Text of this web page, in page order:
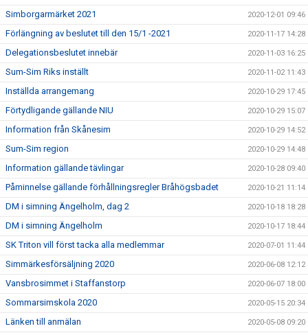
Simborgarmärket 2021 2020-12-01 09:46
Förlängning av beslutet till den 15/1 -2021 2020-11-17 14:28
Delegationsbeslutet innebär 2020-11-03 16:25
Sum-Sim Riks inställt 2020-11-02 11:43
Inställda arrangemang 2020-10-29 17:45
Förtydligande gällande NIU 2020-10-29 15:07
Information från Skånesim 2020-10-29 14:52
Sum-Sim region 2020-10-29 14:48
Information gällande tävlingar 2020-10-28 09:40
Påminnelse gällande förhållningsregler Bråhögsbadet 2020-10-21 11:14
DM i simning Ängelholm, dag 2 2020-10-18 18:28
DM i simning Ängelholm 2020-10-17 18:44
SK Triton vill först tacka alla medlemmar 2020-07-01 11:44
Simmärkesförsäljning 2020 2020-06-08 12:12
Vansbrosimmet i Staffanstorp 2020-06-07 18:00
Sommarsimskola 2020 2020-05-15 20:34
Länken till anmälan 2020-05-08 09:20